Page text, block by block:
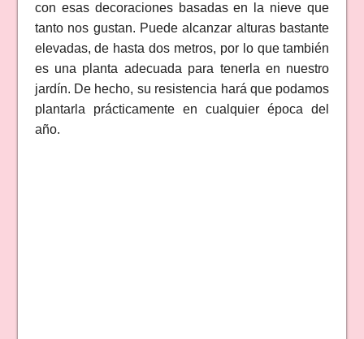
con esas decoraciones basadas en la nieve que
tanto nos gustan. Puede alcanzar alturas bastante
elevadas, de hasta dos metros, por lo que también
es una planta adecuada para tenerla en nuestro
jardín. De hecho, su resistencia hará que podamos
plantarla prácticamente en cualquier época del
año.